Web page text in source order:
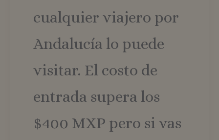
cualquier viajero por
Andalucía lo puede
visitar. El costo de
entrada supera los
$400 MXP pero si vas